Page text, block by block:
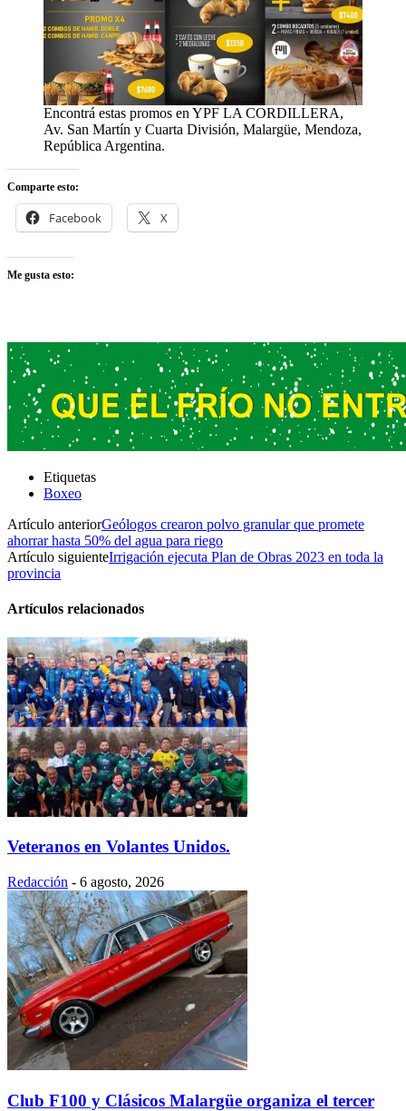
Encontrá estas promos en YPF LA CORDILLERA,
Av. San Martín y Cuarta División, Malargüe, Mendoza,
República Argentina.
Comparte esto:
Facebook X
Me gusta esto:
Etiquetas
Boxeo
Artículo anteriorGeólogos crearon polvo granular que promete
ahorrar hasta 50% del agua para riego
Artículo siguienteIrrigación ejecuta Plan de Obras 2023 en toda la
provincia
Artículos relacionados
Veteranos en Volantes Unidos.
Redacción - 6 agosto, 2026
Club F100 y Clásicos Malargüe organiza el tercer